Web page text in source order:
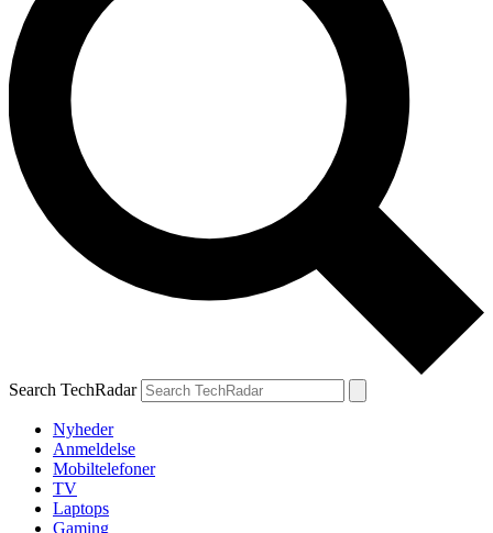
Search TechRadar
Nyheder
Anmeldelse
Mobiltelefoner
TV
Laptops
Gaming